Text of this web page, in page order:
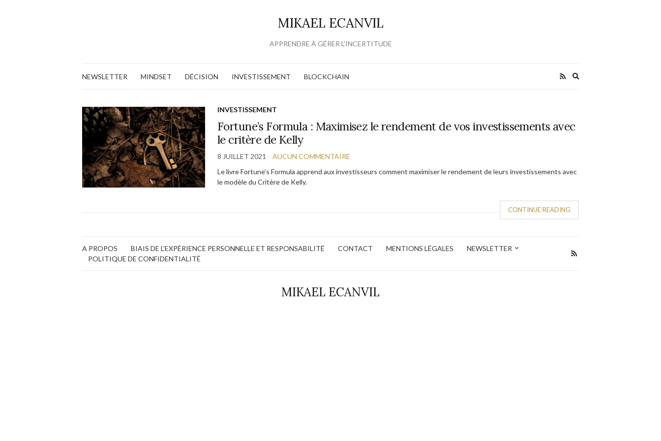
MIKAEL ECANVIL
APPRENDRE À GÉRER L'INCERTITUDE
NEWSLETTER MINDSET DÉCISION INVESTISSEMENT BLOCKCHAIN
INVESTISSEMENT
Fortune’s Formula : Maximisez le rendement de vos investissements avec
le critère de Kelly
8 JUILLET 2021
AUCUN COMMENTAIRE
Le livre Fortune’s Formula apprend aux investisseurs comment maximiser le rendement de leurs investissements avec
le modèle du Critère de Kelly.
CONTINUE READING
A PROPOS BIAIS DE L’EXPÉRIENCE PERSONNELLE ET RESPONSABILITÉ CONTACT MENTIONS LÉGALES
NEWSLETTER
POLITIQUE DE CONFIDENTIALITÉ
MIKAEL ECANVIL